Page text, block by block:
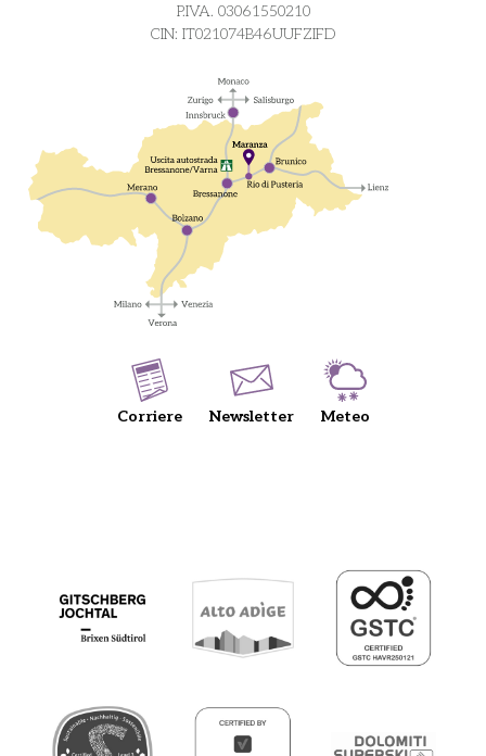
P.IVA. 03061550210
CIN: IT021074B46UUFZIFD
Corriere Newsletter Meteo